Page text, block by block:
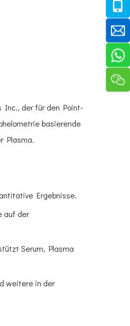
Inc., der für den Point-
basierende
Plasma.
Ergebnisse.
auf der
Serum, Plasma
weitere in der